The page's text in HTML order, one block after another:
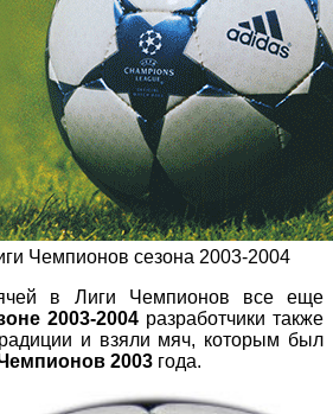
Чемпионов сезона 2003-2004
в Лиги Чемпионов все еще
2003-2004 разработчики также
и взяли мяч, которым был
2003 года.